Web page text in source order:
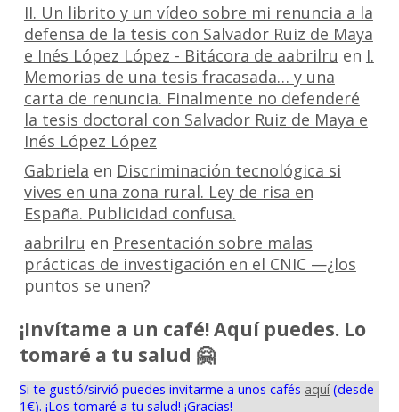
II. Un librito y un vídeo sobre mi renuncia a la
defensa de la tesis con Salvador Ruiz de Maya
e Inés López López - Bitácora de aabrilru en I.
Memorias de una tesis fracasada… y una
carta de renuncia. Finalmente no defenderé
la tesis doctoral con Salvador Ruiz de Maya e
Inés López López
Gabriela en Discriminación tecnológica si
vives en una zona rural. Ley de risa en
España. Publicidad confusa.
aabrilru en Presentación sobre malas
prácticas de investigación en el CNIC —¿los
puntos se unen?
¡Invítame a un café! Aquí puedes. Lo
tomaré a tu salud 🤗
Si te gustó/sirvió puedes invitarme a unos cafés aquí(desde
1€). ¡Los tomaré a tu salud! ¡Gracias!